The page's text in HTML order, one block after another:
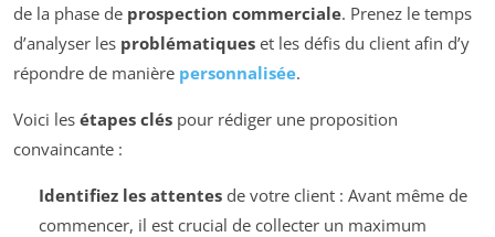
de la phase de prospection commerciale. Prenez le temps
d’analyser les problématiques et les défis du client afin d’y
répondre de manière personnalisée.
Voici les étapes clés pour rédiger une proposition
convaincante :
Identifiez les attentesde votre client : Avant même de
commencer, il est crucial de collecter un maximum